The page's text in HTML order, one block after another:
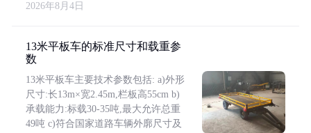
2026年8月4日
13米平板车的标准尺寸和载重参
数
13米平板车主要技术参数包括: a)外形
尺寸:长13m×宽2.45m,栏板高55cm b)
承载能力:标载30-35吨,最大允许总重
49吨 c)符合国家道路车辆外廓尺寸及